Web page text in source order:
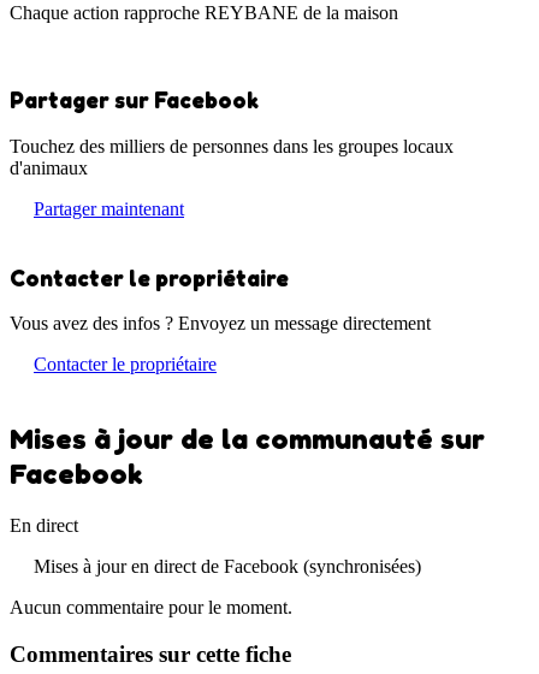
Chaque action rapproche REYBANE de la maison
Partager sur Facebook
Touchez des milliers de personnes dans les groupes locaux
d'animaux
Partager maintenant
Contacter le propriétaire
Vous avez des infos ? Envoyez un message directement
Contacter le propriétaire
Mises à jour de la communauté sur
Facebook
En direct
Mises à jour en direct de Facebook (synchronisées)
Aucun commentaire pour le moment.
Commentaires sur cette fiche